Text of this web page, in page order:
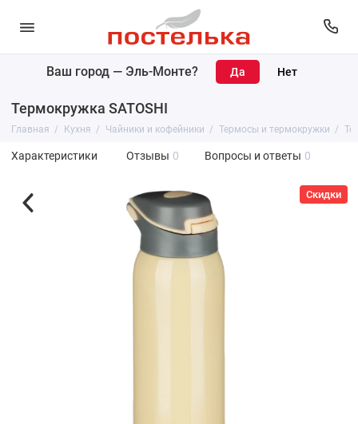
Ваш город — Эль-Монте?
Термокружка SATOSHI
Главная Кухня Чайники и кофейники Термосы и термокружки
Характеристики Отзывы 0 Вопросы и ответы 0
Скидки